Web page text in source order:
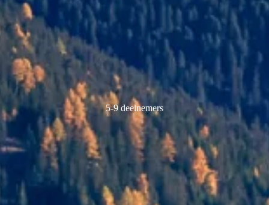
5-9 deelnemers